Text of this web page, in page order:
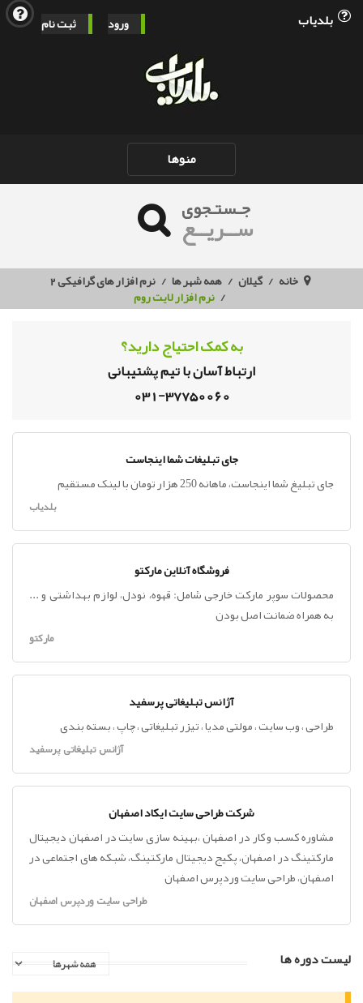
ورود ثبت نام بلدیاب
Toggle
navigation
منوها
جـستـجوی
ســریــع
خانه گیلان همه شهر ها نرم افزار های گرافیکی 2
نرم افزار لایت روم
به کمک احتیاج دارید؟
ارتباط آسان با تیم پشتیبانی
031-37750060
جای تبلیغات شما اینجاست
جای تبلیغ شما اینجاست، ماهانه 250 هزار تومان با لینک مستقیم
بلدیاب
فروشگاه آنلاین مارکتو
محصولات سوپر مارکت خارجی شامل: قهوه، نودل، لوازم بهداشتی و ...
به همراه ضمانت اصل بودن
مارکتو
آژانس تبلیغاتی پرسفید
طراحی ، وب سایت ، مولتی مدیا ، تیزر تبلیغاتی ، چاپ ، بسته بندی
آژانس تبلیغاتی پرسفید
شرکت طراحی سایت ایکاد اصفهان
مشاوره کسب و کار در اصفهان ،بهینه سازی سایت در اصفهان دیجیتال
مارکتینگ در اصفهان، پکیج دیجیتال مارکتینگ، شبکه های اجتماعی در
اصفهان، طراحی سایت وردپرس اصفهان
طراحی سایت وردپرس اصفهان
لیست دوره ها